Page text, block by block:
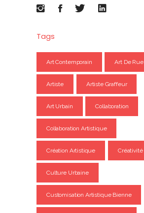
Tags
Art Contemporain Art De Rue
Artiste Artiste Graffeur
Art Urbain Collaboration
Collaboration Artistique
Création Artistique Créativité
Culture Urbaine
Customisation Artistique Bienne